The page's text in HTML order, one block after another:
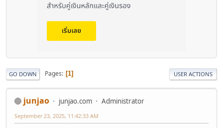
GO DOWN Pages 1 USER ACTIONS
junjao junjao.com Administrator
September 23, 2025, 11:42:33 AM